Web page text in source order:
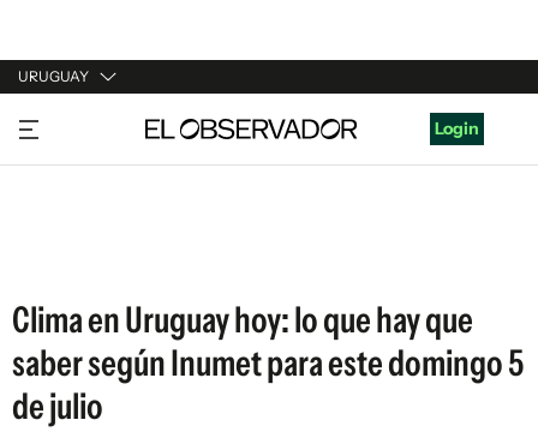
URUGUAY
URUGUAY
ARGENTINA
Login
Clima en Uruguay hoy: lo que hay que
saber según Inumet para este domingo 5
de julio